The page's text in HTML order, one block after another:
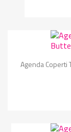
Agenda Coperti